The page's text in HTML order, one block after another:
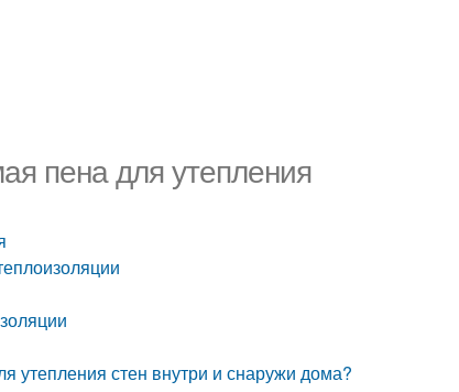
пена для утепления
утепления стен внутри и снаружи дома?